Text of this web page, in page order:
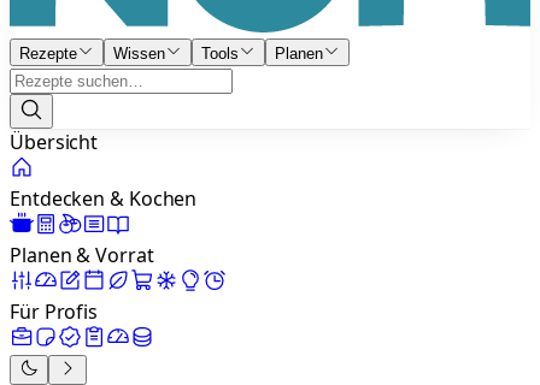
Rezepte Wissen Tools Planen
Übersicht
Entdecken & Kochen
Planen & Vorrat
Für Profis